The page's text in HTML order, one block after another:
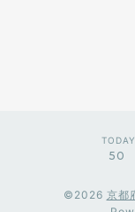
TODAY
50
©2026 京都